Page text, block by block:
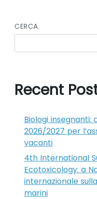
CERCA
Recent
Biologi insegnanti:
2026/2027 per
vacanti
4th International
Ecotoxicology: a
internazionale
marini